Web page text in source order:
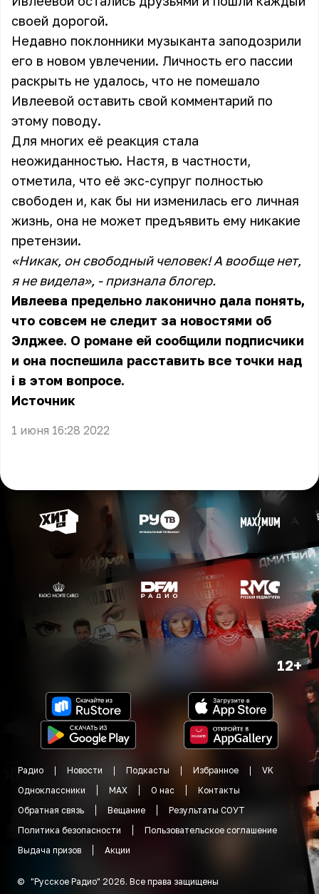
своей дорогой.
Недавно поклонники музыканта заподозрили
его в новом увлечении. Личность его пассии
раскрыть не удалось, что не помешало
Ивлеевой оставить свой комментарий по
этому поводу.
Для многих её реакция стала
неожиданностью. Настя, в частности,
отметила, что её экс-супруг полностью
свободен и, как бы ни изменилась его личная
жизнь, она не может предъявить ему никакие
претензии.
«Никак, он свободный человек! А вообще нет,
я не видела», - признала блогер.
Ивлеева предельно лаконично дала понять,
что совсем не следит за новостями об
Элджее. О романе ей сообщили подписчики
и она поспешила расставить все точки над
i в этом вопросе.
Источник
1 июня 16:28 2022
12+
Радио Новости Подкасты Избранное
VK
Одноклассники
MAX О нас
Контакты
Обратная связь
Вещание
Результаты СОУТ
Политика безопасности
Пользовательское соглашение
Выдача призов
Акции
© "Русское Радио" 2026. Все права защищены